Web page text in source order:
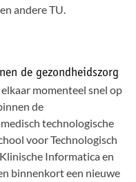
andere TU.
de gezondheidszorg
momenteel snel op
de
technologische
voor Technologisch
Informatica en
binnenkort een nieuwe